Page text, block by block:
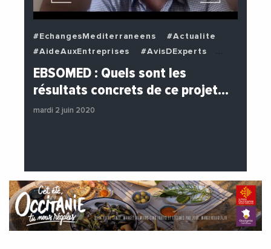
#EchangesMediterraneens
#Actualite
#AideAuxEntreprises
#AvisDExperts
#BuzzNews
#Decideurs
#Entreprises
#Institutions
#PhotosEtVideos
EBSOMED : Quels sont les
résultats concrets de ce projet…
mardi 2 juin 2020